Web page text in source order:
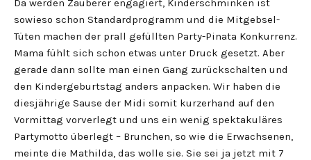
Da werden Zauberer engagiert, Kinderschminken ist
sowieso schon Standardprogramm und die Mitgebsel-
Tüten machen der prall gefüllten Party-Pinata Konkurrenz.
Mama fühlt sich schon etwas unter Druck gesetzt. Aber
gerade dann sollte man einen Gang zurückschalten und
den Kindergeburtstag anders anpacken. Wir haben die
diesjährige Sause der Midi somit kurzerhand auf den
Vormittag vorverlegt und uns ein wenig spektakuläres
Partymotto überlegt – Brunchen, so wie die Erwachsenen,
meinte die Mathilda, das wolle sie. Sie sei ja jetzt mit 7